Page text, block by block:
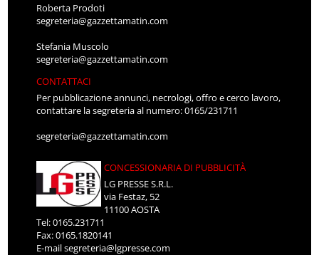
Roberta Prodoti
segreteria@gazzettamatin.com
Stefania Muscolo
segreteria@gazzettamatin.com
CONTATTACI
Per pubblicazione annunci, necrologi, offro e cerco lavoro,
contattare la segreteria al numero: 0165/231711
segreteria@gazzettamatin.com
CONCESSIONARIA DI PUBBLICITÀ
LG PRESSE S.R.L.
via Festaz, 52
11100 AOSTA
Tel: 0165.231711
Fax: 0165.1820141
E-mailsegreteria@lgpresse.com